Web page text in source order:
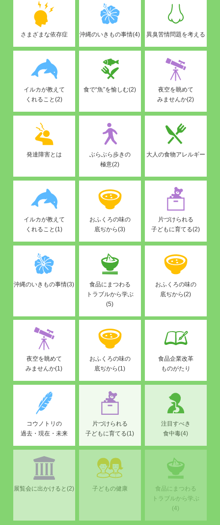
さまざまな依存症 沖縄のいきもの事情(4) 異臭苦情問題を考える
イルカが教えて
くれること(2)
食で“魚”を愉しむ(2)
夜空を眺めて
みませんか(2)
発達障害とは
ぶらぶら歩きの
極意(2)
大人の食物アレルギー
イルカが教えて
くれること(1)
おふくろの味の
底ぢから(3)
片づけられる
子どもに育てる(2)
沖縄のいきもの事情(3)
食品にまつわる
トラブルから学ぶ
(5)
おふくろの味の
底ぢから(2)
夜空を眺めて
みませんか(1)
おふくろの味の
底ぢから(1)
食品企業改革
ものがたり
コウノトリの
過去・現在・未来
片づけられる
子どもに育てる(1)
注目すべき
食中毒(4)
展覧会に出かけると(2) 子どもの健康
食品にまつわる
トラブルから学ぶ
(4)